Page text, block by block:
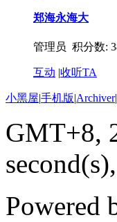
郑海永海大
管理员 积分数:
互动 |收听TA
小黑屋|手机版|Archiver|
GMT+8,
Powered